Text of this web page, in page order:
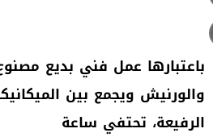
باعتبارها عمل فني بديع
والورنيش ويجمع بين
الرفيعة، تحتفي ساعة